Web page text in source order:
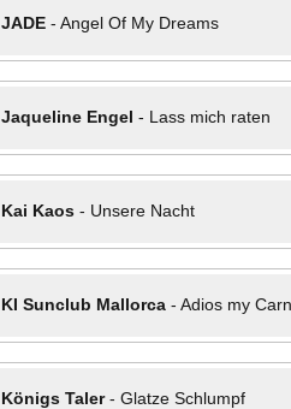
JADE- Angel Of My Dreams
Jaqueline Engel - Lass mich raten
Kai Kaos- Unsere Nacht
KI Sunclub Mallorca- Adios my
Königs Taler- Glatze Schlumpf